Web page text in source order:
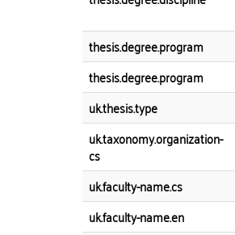
thesis.degree.program
thesis.degree.program
uk.thesis.type
uk.taxonomy.organization-
cs
uk.faculty-name.cs
uk.faculty-name.en